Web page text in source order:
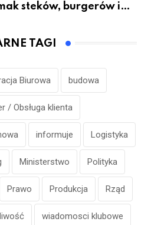
steków, burgerów i
TAGI
Biurowa budowa
/ Obsługa klienta
informuje Logistyka
Ministerstwo Polityka
Prawo Produkcja Rząd
wiadomosci klubowe